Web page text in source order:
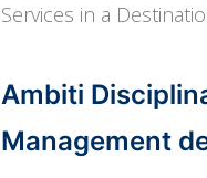
Services in a
Ambiti
Management